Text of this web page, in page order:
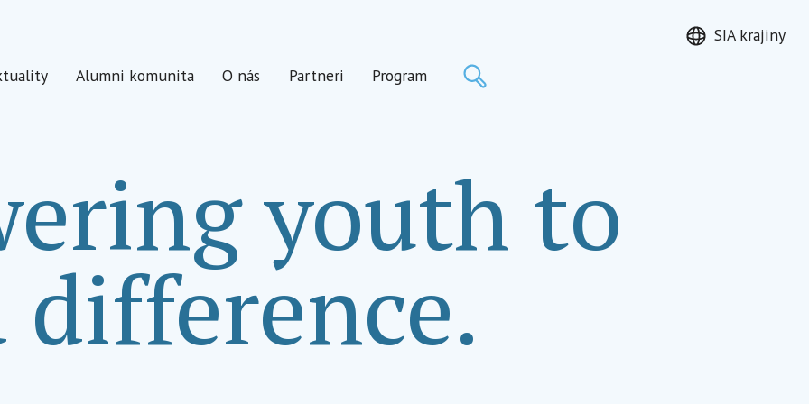
Alumni komunita O nás Partneri Program
SIA krajiny
youth to
difference.